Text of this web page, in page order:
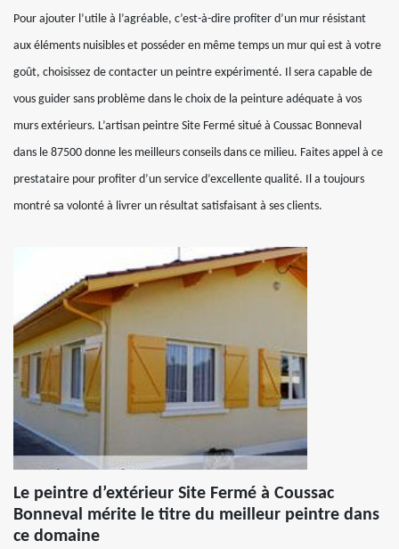
Pour ajouter l’utile à l’agréable, c’est-à-dire profiter d’un mur résistant
aux éléments nuisibles et posséder en même temps un mur qui est à votre
goût, choisissez de contacter un peintre expérimenté. Il sera capable de
vous guider sans problème dans le choix de la peinture adéquate à vos
murs extérieurs. L’artisan peintre Site Fermé situé à Coussac Bonneval
dans le 87500 donne les meilleurs conseils dans ce milieu. Faites appel à ce
prestataire pour profiter d’un service d’excellente qualité. Il a toujours
montré sa volonté à livrer un résultat satisfaisant à ses clients.
Le peintre d’extérieur Site Fermé à Coussac
Bonneval mérite le titre du meilleur peintre dans
ce domaine